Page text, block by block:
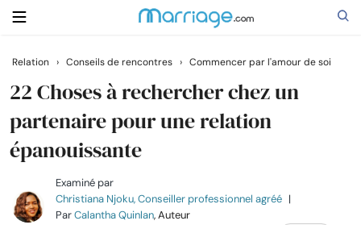
Rechercher
Se marier
Relations
Relation › Conseils de rencontres › Commencer par l'amour de soi
22 Choses à rechercher chez un
partenaire pour une relation
épanouissante
Examiné par
Christiana Njoku, Conseiller professionnel agréé |
ParCalantha Quinlan, Auteur